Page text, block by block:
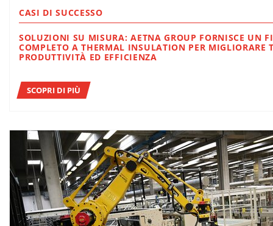
CASI DI SUCCESSO
SOLUZIONI SU MISURA: AETNA GROUP FORNISCE UN
COMPLETO A THERMAL INSULATION PER MIGLIORARE TEMPI,
PRODUTTIVITÀ ED EFFICIENZA
SCOPRI DI PIÙ